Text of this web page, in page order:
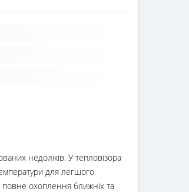
недоліків. У тепловізора
для легшого
повне охоплення ближніх та